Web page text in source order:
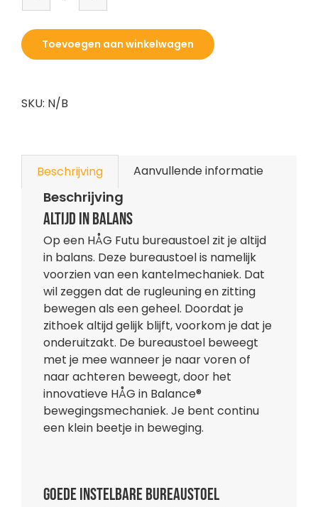
HÅG
–
Waterschap
Toevoegen aan winkelwagen
SKU: N/B
Beschrijving Aanvullende informatie
Beschrijving
Altijd in balans
Op een HÅG Futu bureaustoel zit je altijd
in balans. Deze bureaustoel is namelijk
voorzien van een kantelmechaniek. Dat
wil zeggen dat de rugleuning en zitting
bewegen als een geheel. Doordat je
zithoek altijd gelijk blijft, voorkom je dat je
onderuitzakt. De bureaustoel beweegt
met je mee wanneer je naar voren of
naar achteren beweegt, door het
innovatieve HÅG in Balance®
bewegingsmechaniek. Je bent continu
een klein beetje in beweging.
Goede instelbare bureaustoel